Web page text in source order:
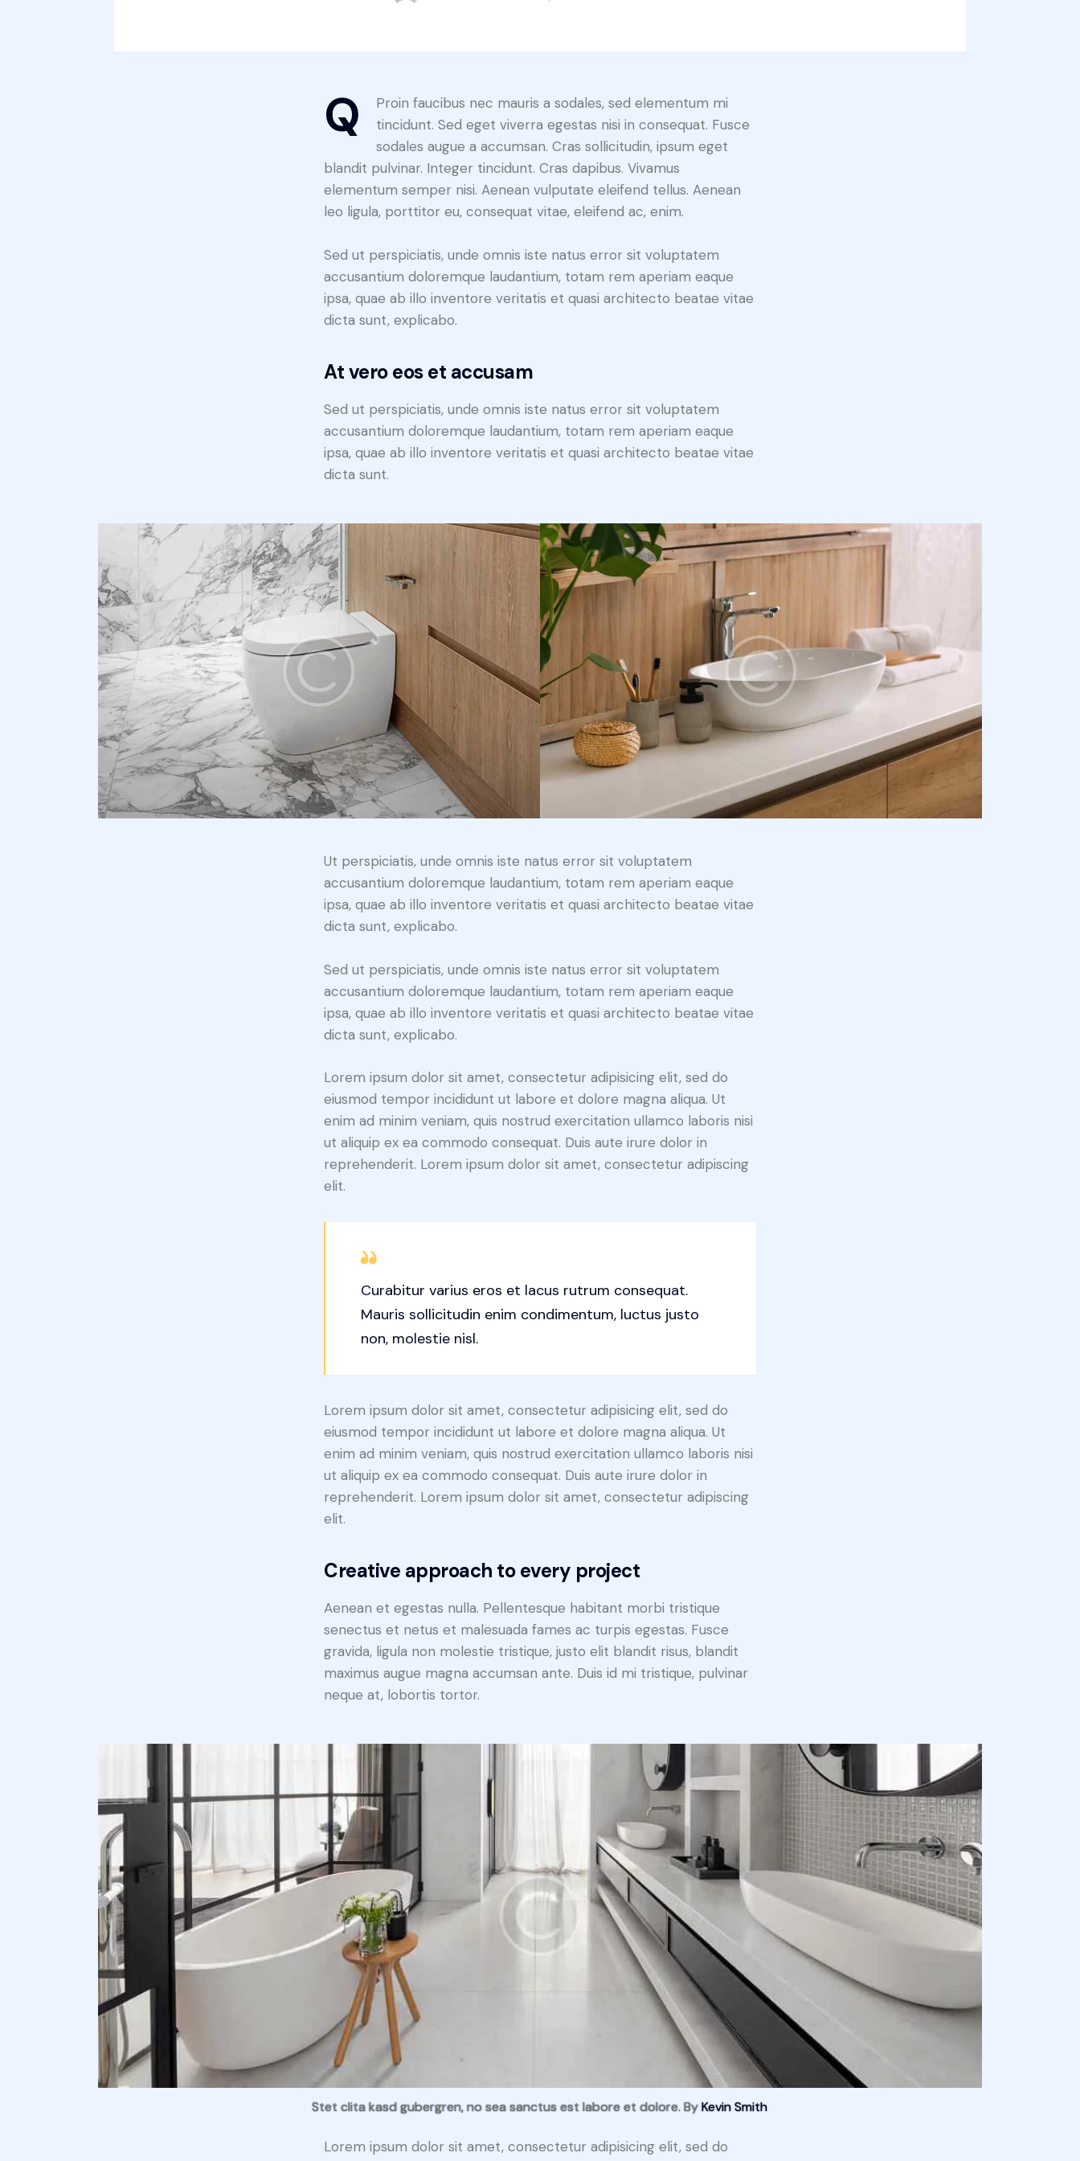
Q
Proin faucibus nec mauris a sodales, sed elementum mi
tincidunt. Sed eget viverra egestas nisi in consequat. Fusce
sodales augue a accumsan. Cras sollicitudin, ipsum eget
blandit pulvinar. Integer tincidunt. Cras dapibus. Vivamus
elementum semper nisi. Aenean vulputate eleifend tellus. Aenean
leo ligula, porttitor eu, consequat vitae, eleifend ac, enim.
Sed ut perspiciatis, unde omnis iste natus error sit voluptatem
accusantium doloremque laudantium, totam rem aperiam eaque
ipsa, quae ab illo inventore veritatis et quasi architecto beatae vitae
dicta sunt, explicabo.
At vero eos et accusam
Sed ut perspiciatis, unde omnis iste natus error sit voluptatem
accusantium doloremque laudantium, totam rem aperiam eaque
ipsa, quae ab illo inventore veritatis et quasi architecto beatae vitae
dicta sunt.
Ut perspiciatis, unde omnis iste natus error sit voluptatem
accusantium doloremque laudantium, totam rem aperiam eaque
ipsa, quae ab illo inventore veritatis et quasi architecto beatae vitae
dicta sunt, explicabo.
Sed ut perspiciatis, unde omnis iste natus error sit voluptatem
accusantium doloremque laudantium, totam rem aperiam eaque
ipsa, quae ab illo inventore veritatis et quasi architecto beatae vitae
dicta sunt, explicabo.
Lorem ipsum dolor sit amet, consectetur adipisicing elit, sed do
eiusmod tempor incididunt ut labore et dolore magna aliqua. Ut
enim ad minim veniam, quis nostrud exercitation ullamco laboris nisi
ut aliquip ex ea commodo consequat. Duis aute irure dolor in
reprehenderit. Lorem ipsum dolor sit amet, consectetur adipiscing
elit.
Curabitur varius eros et lacus rutrum consequat.
Mauris sollicitudin enim condimentum, luctus justo
non, molestie nisl.
Lorem ipsum dolor sit amet, consectetur adipisicing elit, sed do
eiusmod tempor incididunt ut labore et dolore magna aliqua. Ut
enim ad minim veniam, quis nostrud exercitation ullamco laboris nisi
ut aliquip ex ea commodo consequat. Duis aute irure dolor in
reprehenderit. Lorem ipsum dolor sit amet, consectetur adipiscing
elit.
Creative approach to every project
Aenean et egestas nulla. Pellentesque habitant morbi tristique
senectus et netus et malesuada fames ac turpis egestas. Fusce
gravida, ligula non molestie tristique, justo elit blandit risus, blandit
maximus augue magna accumsan ante. Duis id mi tristique, pulvinar
neque at, lobortis tortor.
Stet clita kasd gubergren, no sea sanctus est labore et dolore. ByKevin Smith
Lorem ipsum dolor sit amet, consectetur adipisicing elit, sed do